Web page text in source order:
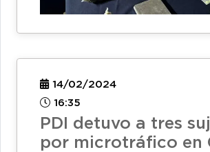
14/02/2024
16:35
PDI detuvo a tres
por microtráfico en